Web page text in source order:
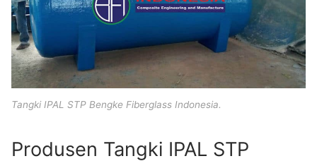
Tangki IPAL STP Bengke Fiberglass Indonesia.
Produsen Tangki IPAL STP